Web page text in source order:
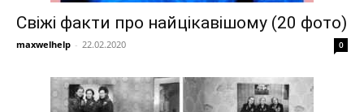
Свіжі факти про найцікавішому (20 фото)
maxwelhelp - 22.02.2020 0